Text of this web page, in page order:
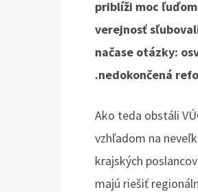
priblíži moc
verejnosť
načase otázky:
.nedokončená
Ako teda obstáli
vzhľadom na
krajských
majú riešiť